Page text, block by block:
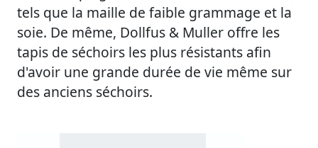
tels que la maille de faible grammage et la
soie. De même, Dollfus & Muller offre les
tapis de séchoirs les plus résistants afin
d'avoir une grande durée de vie même sur
des anciens séchoirs.